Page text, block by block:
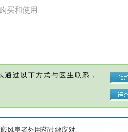
买和使用
过以下方式与医生联系，
风患者外用药过敏应对